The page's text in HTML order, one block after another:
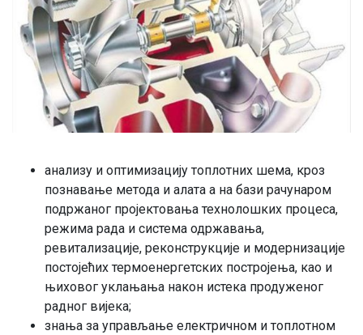
анализу и оптимизацију топлотних шема, кроз
познавање метода и алата а на бази рачунаром
подржаног пројектовања технолошких процеса,
режима рада и система одржавања,
ревитализације, реконструкције и модернизације
постојећих термоенергетских постројења, као и
њиховог уклањања након истека продуженог
радног вијека;
знања за управљање електричном и топлотном